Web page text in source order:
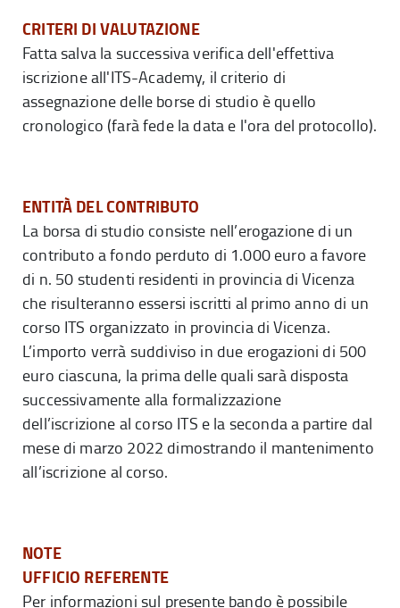
CRITERI DI VALUTAZIONE
Fatta salva la successiva verifica dell'effettiva
iscrizione all'ITS-Academy, il criterio di
assegnazione delle borse di studio è quello
cronologico (farà fede la data e l'ora del protocollo).
ENTITÀ DEL CONTRIBUTO
La borsa di studio consiste nell’erogazione di un
contributo a fondo perduto di 1.000 euro a favore
di n. 50 studenti residenti in provincia di Vicenza
che risulteranno essersi iscritti al primo anno di un
corso ITS organizzato in provincia di Vicenza.
L’importo verrà suddiviso in due erogazioni di 500
euro ciascuna, la prima delle quali sarà disposta
successivamente alla formalizzazione
dell’iscrizione al corso ITS e la seconda a partire dal
mese di marzo 2022 dimostrando il mantenimento
all’iscrizione al corso.
NOTE
UFFICIO REFERENTE
Per informazioni sul presente bando è possibile